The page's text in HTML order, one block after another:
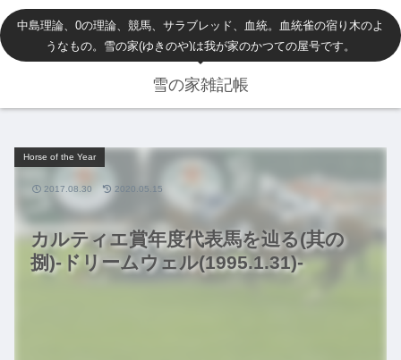
中島理論、0の理論、競馬、サラブレッド、血統。血統雀の宿り木のよ
うなもの。雪の家(ゆきのや)は我が家のかつての屋号です。
雪の家雑記帳
カルティエ賞年度代表馬を辿る(其の
捌)-ドリームウェル(1995.1.31)-
Horse of the Year
2017.08.30 2020.05.15